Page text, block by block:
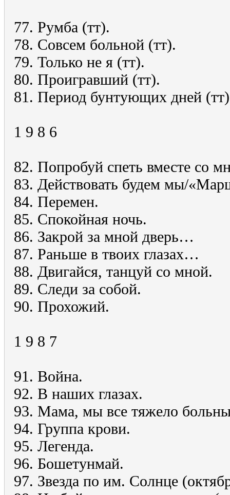
77. Румба (тт).
78. Совсем больной (тт).
79. Только не я (тт).
80. Проигравший (тт).
81. Период бунтующих дней
1 9 8 6
82. Попробуй спеть вместе со
83. Действовать будем мы/
84. Перемен.
85. Спокойная ночь.
86. Закрой за мной дверь…
87. Раньше в твоих глазах…
88. Двигайся, танцуй со мной.
89. Следи за собой.
90. Прохожий.
1 9 8 7
91. Война.
92. В наших глазах.
93. Мама, мы все тяжело
94. Группа крови.
95. Легенда.
96. Бошетунмай.
97. Звезда по им. Солнце